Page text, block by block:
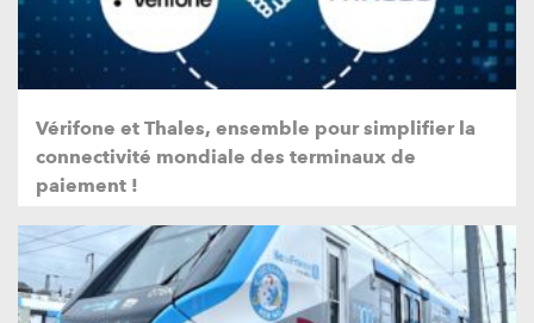
Vérifone et Thales, ensemble pour simplifier la
connectivité mondiale des terminaux de
paiement !